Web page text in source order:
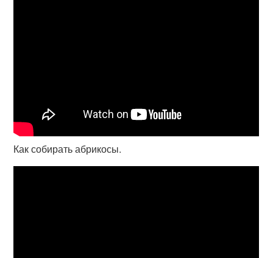
Как собирать абрикосы.